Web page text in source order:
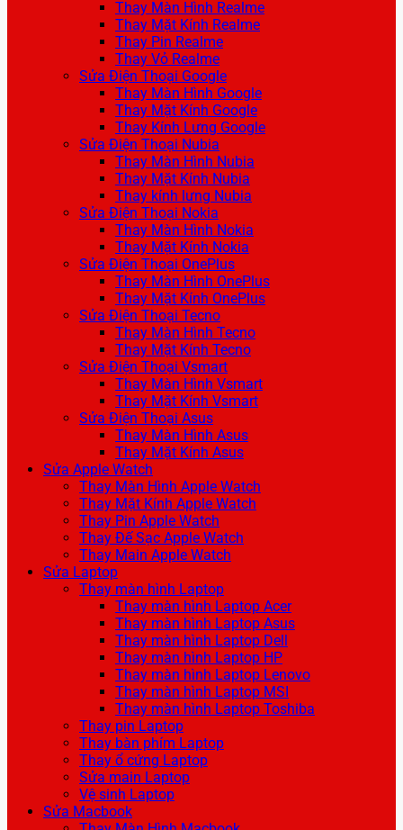
Thay Màn Hình Realme
Thay Mặt Kính Realme
Thay Pin Realme
Thay Vỏ Realme
Sửa Điện Thoại Google
Thay Màn Hình Google
Thay Mặt Kính Google
Thay Kính Lưng Google
Sửa Điện Thoại Nubia
Thay Màn Hình Nubia
Thay Mặt Kính Nubia
Thay kính lưng Nubia
Sửa Điện Thoại Nokia
Thay Màn Hình Nokia
Thay Mặt Kính Nokia
Sửa Điện Thoại OnePlus
Thay Màn Hình OnePlus
Thay Mặt Kính OnePlus
Sửa Điện Thoại Tecno
Thay Màn Hình Tecno
Thay Mặt Kính Tecno
Sửa Điện Thoại Vsmart
Thay Màn Hình Vsmart
Thay Mặt Kính Vsmart
Sửa Điện Thoại Asus
Thay Màn Hình Asus
Thay Mặt Kính Asus
Sửa Apple Watch
Thay Màn Hình Apple Watch
Thay Mặt Kính Apple Watch
Thay Pin Apple Watch
Thay Đế Sạc Apple Watch
Thay Main Apple Watch
Sửa Laptop
Thay màn hình Laptop
Thay màn hình Laptop Acer
Thay màn hình Laptop Asus
Thay màn hình Laptop Dell
Thay màn hình Laptop HP
Thay màn hình Laptop Lenovo
Thay màn hình Laptop MSI
Thay màn hình Laptop Toshiba
Thay pin Laptop
Thay bàn phím Laptop
Thay ổ cứng Laptop
Sửa main Laptop
Vệ sinh Laptop
Sửa Macbook